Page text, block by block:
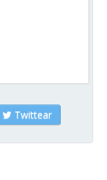
Twittear